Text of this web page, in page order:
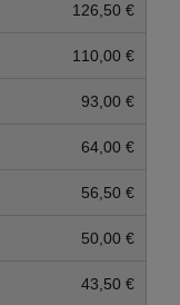
126,50 €
110,00 €
93,00 €
64,00 €
56,50 €
50,00 €
43,50 €